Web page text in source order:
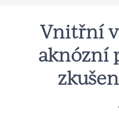
Vnitřní
aknózní